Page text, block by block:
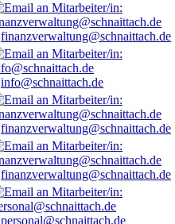
finanzverwaltung@schnaittach.de
info@schnaittach.de
finanzverwaltung@schnaittach.de
finanzverwaltung@schnaittach.de
personal@schnaittach.de